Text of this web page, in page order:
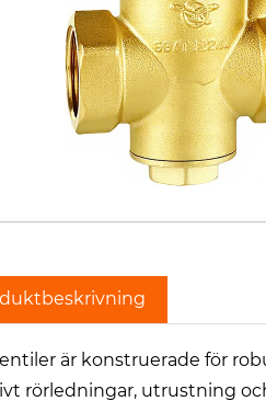
är konstruerade för
rörledningar, utrustning